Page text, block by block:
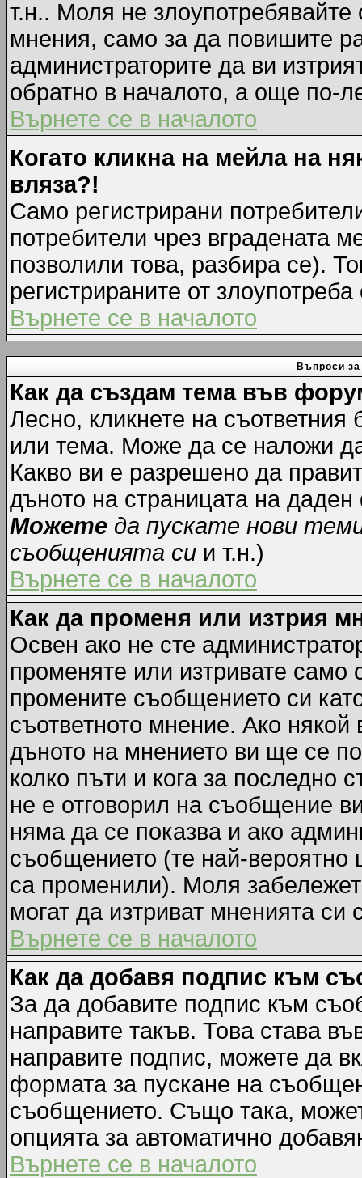
т.н.. Моля не
мнения, само за да повишите
администраторите да ви
обратно в началото, а още по-
Върнете се в началото
Когато кликна на мейла на
вляза?!
Само регистрирани
потребители чрез вградената
позволили това, разбира се).
регистрираните от
Върнете се в началото
Въпроси
Как да създам тема във
Лесно, кликнете на
или тема. Може да се наложи
Какво ви е разрешено да
дъното на страницата на
Можете да пускате нови
съобщенията си и т.н.)
Върнете се в началото
Как да променя или изтрия
Освен ако не сте
променяте или изтривате
промените съобщението си
съответното мнение. Ако
дъното на мнението ви ще се
колко пъти и кога за последно
не е отговорил на съобщение
няма да се показва и ако
съобщението (те най-
са променили). Моля
могат да изтриват мненията си
Върнете се в началото
Как да добавя подпис към
За да добавите подпис към
направите такъв. Това става
направите подпис, можете да
формата за пускане на
съобщението. Също така,
опцията за автоматично
Върнете се в началото